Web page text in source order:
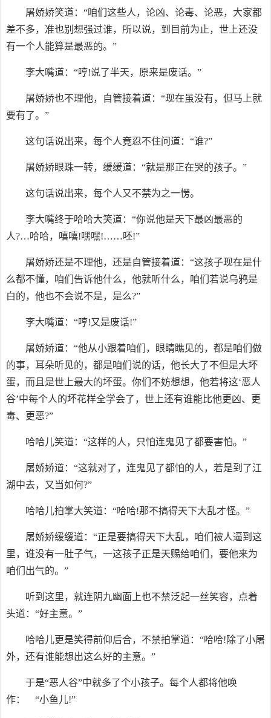
屠娇娇笑道：“咱们这些人，论凶、论毒、论恶，大家都
差不多，准也别想强过谁，所以说，到目前为止，世上还没
有一个人能算是最恶的。”
李大嘴道：“哼!说了半天，原来是废话。”
屠娇娇也不理他，自管接着道：“现在虽没有，但马上就
要有了。”
这句话说出来，每个人竟忍不住问道：“谁?”
屠娇娇眼珠一转，缓缓道：“就是那正在哭的孩子。”
这句话说出来，每个人又不禁为之一愣。
李大嘴终于哈哈大笑道：“你说他是天下最凶最恶的
人?…哈哈，嘻嘻!嘿嘿!……呸!”
屠娇娇还是不理他，还是自管接着道：“这孩子现在是什
么都不懂，咱们告诉他什么，他就听什么，咱们若说乌鸦是
白的，他也不会说不是，是么?”
李大嘴道：“哼!又是废话!”
屠娇娇道：“他从小跟着咱们，眼睛瞧见的，都是咱们做
的事，耳朵听见的，都是咱们说的话，他长大了不但是大坏
蛋，而且是世上最大的坏蛋。你们不妨想想，他若将这‘恶人
谷’中每个人的坏花样全学会了，世上还有谁能比他更凶、更
毒、更恶?”
哈哈儿笑道：“这样的人，只怕连鬼见了都要害怕。”
屠娇娇道：“这就对了，连鬼见了都怕的人，若是到了江
湖中去，又当如何?”
哈哈儿拍掌大笑道：“哈哈!那不搞得天下大乱才怪。”
屠娇娇缓缓道：“正是要搞得天下大乱，咱们被人逼到这
里，谁没有一肚子气，一这孩子正是天赐给咱们，要他来为
咱们出气的。”
听到这里，就连阴九幽面上也不禁泛起一丝笑容，点着
头道：“好主意。”
哈哈儿更是笑得前仰后合，不禁拍掌道：“哈哈!除了小屠
外，还有谁能想出这么好的主意。”
于是“恶人谷”中就多了个小孩子。每个人都将他唤
作： “小鱼儿!”